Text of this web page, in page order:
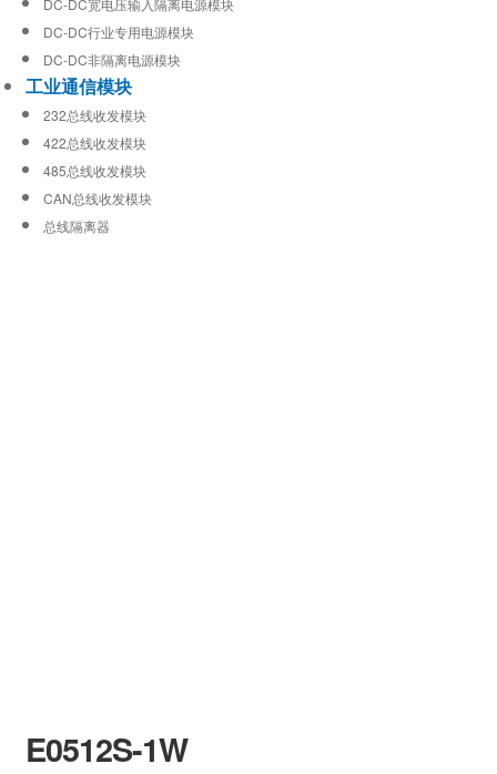
E0512S-1W
DC-DC行业专用电源模块
DC-DC非隔离电源模块
工业通信模块
232总线收发模块
422总线收发模块
485总线收发模块
CAN总线收发模块
总线隔离器